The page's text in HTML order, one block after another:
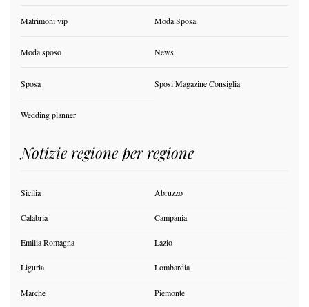
Matrimoni vip Moda Sposa
Moda sposo News
Sposa Sposi Magazine Consiglia
Wedding planner
Notizie regione per regione
Sicilia Abruzzo
Calabria Campania
Emilia Romagna Lazio
Liguria Lombardia
Marche Piemonte